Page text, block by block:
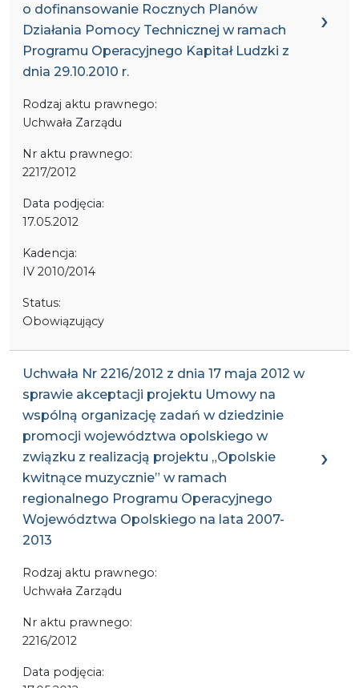
o dofinansowanie Rocznych Planów
Działania Pomocy Technicznej w ramach
Programu Operacyjnego Kapitał Ludzki z
dnia 29.10.2010 r.
Rodzaj aktu prawnego:
Uchwała Zarządu
Nr aktu prawnego:
2217/2012
Data podjęcia:
17.05.2012
Kadencja:
IV 2010/2014
Status:
Obowiązujący
Uchwała Nr 2216/2012 z dnia 17 maja 2012 w
sprawie akceptacji projektu Umowy na
wspólną organizację zadań w dziedzinie
promocji województwa opolskiego w
związku z realizacją projektu „Opolskie
kwitnące muzycznie” w ramach
regionalnego Programu Operacyjnego
Województwa Opolskiego na lata 2007-
2013
Rodzaj aktu prawnego:
Uchwała Zarządu
Nr aktu prawnego:
2216/2012
Data podjęcia: